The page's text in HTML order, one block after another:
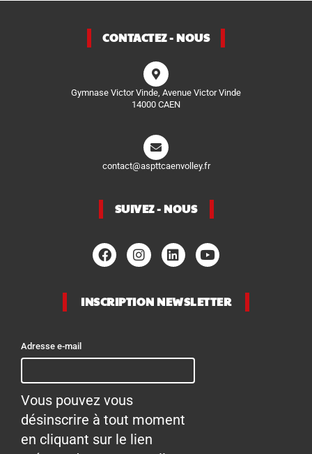
CONTACTEZ - NOUS
Gymnase Victor Vinde, Avenue Victor Vinde
14000 CAEN
contact@aspttcaenvolley.fr
SUIVEZ - NOUS
INSCRIPTION NEWSLETTER
Adresse e-mail
Vous pouvez vous
désinscrire à tout moment
en cliquant sur le lien